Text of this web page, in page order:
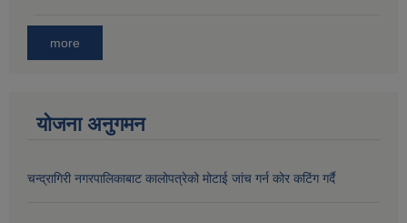
more
योजना अनुगमन
चन्द्रागिरी नगरपालिकाबाट कालोपत्रेको मोटाई जांच गर्न कोर कटिंग गर्दै